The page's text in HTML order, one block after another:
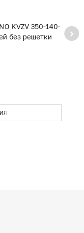
KVZV 350-140-
без решетки